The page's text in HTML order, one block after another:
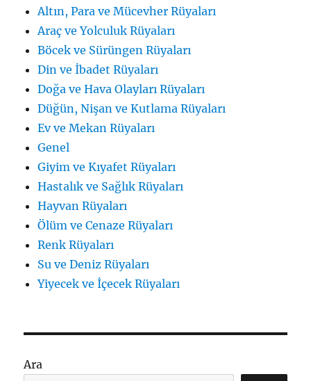
Altın, Para ve Mücevher Rüyaları
Araç ve Yolculuk Rüyaları
Böcek ve Sürüngen Rüyaları
Din ve İbadet Rüyaları
Doğa ve Hava Olayları Rüyaları
Düğün, Nişan ve Kutlama Rüyaları
Ev ve Mekan Rüyaları
Genel
Giyim ve Kıyafet Rüyaları
Hastalık ve Sağlık Rüyaları
Hayvan Rüyaları
Ölüm ve Cenaze Rüyaları
Renk Rüyaları
Su ve Deniz Rüyaları
Yiyecek ve İçecek Rüyaları
Ara